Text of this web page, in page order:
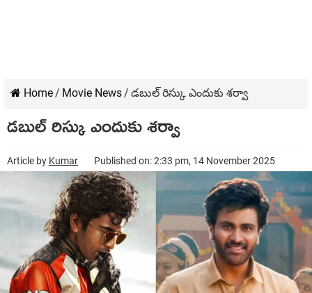
Home/ Movie News/ డబుల్ రిస్కు ఎందుకు శర్వా
డబుల్ రిస్కు ఎందుకు శర్వా
Article by Kumar Published on: 2:33 pm, 14 November 2025